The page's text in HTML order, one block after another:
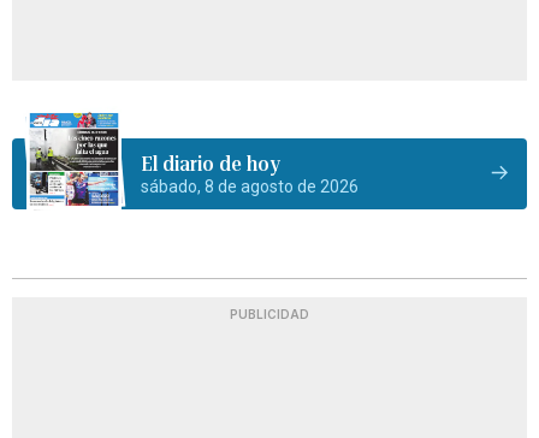
El diario de hoy
sábado, 8 de agosto de 2026
PUBLICIDAD